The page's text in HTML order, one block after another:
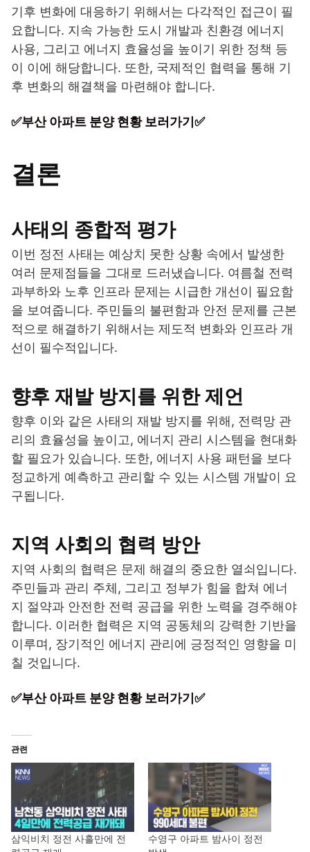
기후 변화에 대응하기 위해서는 다각적인 접근이 필
요합니다. 지속 가능한 도시 개발과 친환경 에너지
사용, 그리고 에너지 효율성을 높이기 위한 정책 등
이 이에 해당합니다. 또한, 국제적인 협력을 통해 기
후 변화의 해결책을 마련해야 합니다.
✅부산 아파트 분양 현황 보러가기✅
결론
사태의 종합적 평가
이번 정전 사태는 예상치 못한 상황 속에서 발생한
여러 문제점들을 그대로 드러냈습니다. 여름철 전력
과부하와 노후 인프라 문제는 시급한 개선이 필요함
을 보여줍니다. 주민들의 불편함과 안전 문제를 근본
적으로 해결하기 위해서는 제도적 변화와 인프라 개
선이 필수적입니다.
향후 재발 방지를 위한 제언
향후 이와 같은 사태의 재발 방지를 위해, 전력망 관
리의 효율성을 높이고, 에너지 관리 시스템을 현대화
할 필요가 있습니다. 또한, 에너지 사용 패턴을 보다
정교하게 예측하고 관리할 수 있는 시스템 개발이 요
구됩니다.
지역 사회의 협력 방안
지역 사회의 협력은 문제 해결의 중요한 열쇠입니다.
주민들과 관리 주체, 그리고 정부가 힘을 합쳐 에너
지 절약과 안전한 전력 공급을 위한 노력을 경주해야
합니다. 이러한 협력은 지역 공동체의 강력한 기반을
이루며, 장기적인 에너지 관리에 긍정적인 영향을 미
칠 것입니다.
✅부산 아파트 분양 현황 보러가기✅
관련
삼익비치 정전 사흘만에 전
수영구 아파트 밤사이 정전